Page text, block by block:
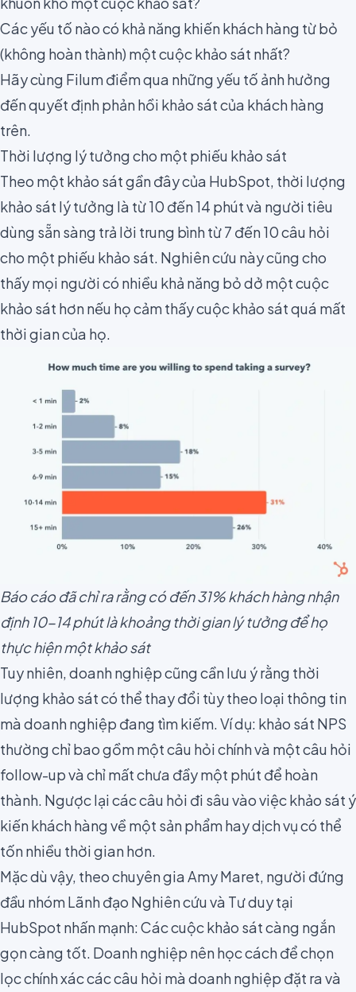
Các yếu tố nào có khả năng khiến khách hàng từ bỏ
(không hoàn thành) một cuộc khảo sát nhất?
Hãy cùng Filum điểm qua những yếu tố ảnh hưởng
đến quyết định phản hồi khảo sát của khách hàng
trên.
Thời lượng lý tưởng cho một phiếu khảo sát
Theo một khảo sát gần đây của HubSpot, thời lượng
khảo sát lý tưởng là từ 10 đến 14 phút và người tiêu
dùng sẵn sàng trả lời trung bình từ 7 đến 10 câu hỏi
cho một phiếu khảo sát. Nghiên cứu này cũng cho
thấy mọi người có nhiều khả năng bỏ dở một cuộc
khảo sát hơn nếu họ cảm thấy cuộc khảo sát quá mất
thời gian của họ.
Báo cáo đã chỉ ra rằng có đến 31% khách hàng nhận
định 10-14 phút là khoảng thời gian lý tưởng để họ
thực hiện một khảo sát
Tuy nhiên, doanh nghiệp cũng cần lưu ý rằng thời
lượng khảo sát có thể thay đổi tùy theo loại thông tin
mà doanh nghiệp đang tìm kiếm. Ví dụ: khảo sát NPS
thường chỉ bao gồm một câu hỏi chính và một câu hỏi
follow-upvà chỉ mất chưa đầy một phút để hoàn
thành. Ngược lại các câu hỏi đi sâu vào việc khảo sát ý
kiến khách hàng về một sản phẩm hay dịch vụ có thể
tốn nhiều thời gian hơn.
Mặc dù vậy, theo chuyên giaAmy Maret, người đứng
đầu nhóm Lãnh đạo Nghiên cứu và Tư duy tại
HubSpot nhấn mạnh: Các cuộc khảo sát càng ngắn
gọn càng tốt. Doanh nghiệp nên học cách đểchọn
lọc chính xác cáccâu hỏi mà doanh nghiệp đặt ravà